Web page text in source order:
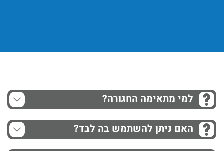
למי מתאימה החגורה?
האם ניתן להשתמש בה לבד?